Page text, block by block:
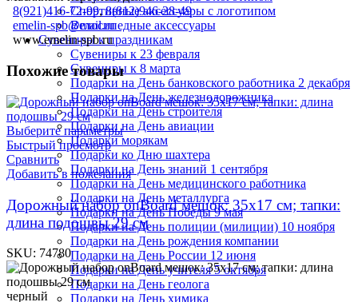
Спортивные аксессуары с логотипом
Велосипедные аксессуары
Сувениры к праздникам
Сувениры к 23 февраля
Сувениры к 8 марта
Подарки на День банковского работника 2 декабря
Подарки на День железнодорожника
Подарки на День строителя
Подарки на День авиации
Подарки морякам
Подарки ко Дню шахтера
Подарки на День знаний 1 сентября
Подарки на День медицинского работника
Подарки на День металлурга
Подарки на День Победы 9 мая
Подарки на День полиции (милиции) 10 ноября
Подарки на День рождения компании
Подарки на День России 12 июня
Подарки на День учителя 5 октября
Подарки на День геолога
Подарки на День химика
8(921)416-72-99,8(812)946-28-49
emelin-spb@mail.ru
www.emelin-spb.ru
Похожие товары
Выберите параметры
Быстрый просмотр
Сравнить
Добавить в пожелания
Дорожный набор onBoard мешок: 35х17 см; тапки:
длина подошвы 29 см
SKU: 74780
черный